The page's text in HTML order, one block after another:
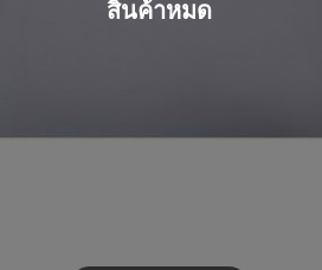
สินค้าหมด